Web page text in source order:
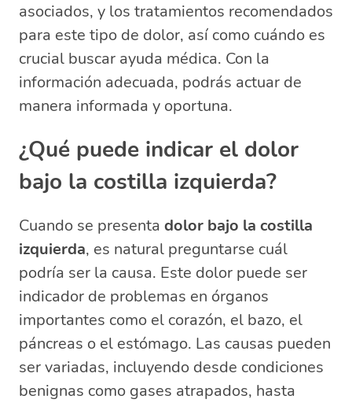
asociados, y los tratamientos recomendados
para este tipo de dolor, así como cuándo es
crucial buscar ayuda médica. Con la
información adecuada, podrás actuar de
manera informada y oportuna.
¿Qué puede indicar el dolor
bajo la costilla izquierda?
Cuando se presenta dolor bajo la costilla
izquierda, es natural preguntarse cuál
podría ser la causa. Este dolor puede ser
indicador de problemas en órganos
importantes como el corazón, el bazo, el
páncreas o el estómago. Las causas pueden
ser variadas, incluyendo desde condiciones
benignas como gases atrapados, hasta